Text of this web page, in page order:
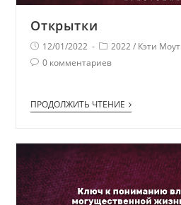
Открытки
12/01/2022 2022 / Кэти Моут
0 комментариев
ПРОДОЛЖИТЬ ЧТЕНИЕ